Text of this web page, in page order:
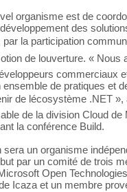
organisme est de
des
la participation
de louverture. « Nous
commerciaux
ensemble de pratiques et
de lécosystème .NET
de la division Cloud de
la conférence Build.
sera un organisme
par un comité de trois
Open
Icaza et un membre